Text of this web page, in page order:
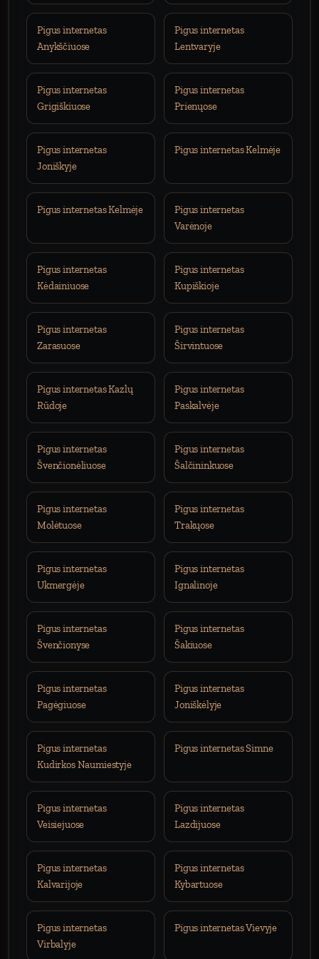
Pigus internetas
Anykščiuose
Pigus internetas
Lentvaryje
Pigus internetas
Grigiškiuose
Pigus internetas
Prienųose
Pigus internetas
Joniškyje
Pigus internetas Kelmėje
Pigus internetas Kelmėje
Pigus internetas
Varėnoje
Pigus internetas
Kėdainiuose
Pigus internetas
Kupiškioje
Pigus internetas
Zarasuose
Pigus internetas
Širvintuose
Pigus internetas Kazlų
Rūdoje
Pigus internetas
Paskalvėje
Pigus internetas
Švenčionėliuose
Pigus internetas
Šalčininkuose
Pigus internetas
Molėtuose
Pigus internetas
Trakųose
Pigus internetas
Ukmergėje
Pigus internetas
Ignalinoje
Pigus internetas
Švenčionyse
Pigus internetas
Šakiuose
Pigus internetas
Pagėgiuose
Pigus internetas
Joniškėlyje
Pigus internetas
Kudirkos Naumiestyje
Pigus internetas Simne
Pigus internetas
Veisiejuose
Pigus internetas
Lazdijuose
Pigus internetas
Kalvarijoje
Pigus internetas
Kybartuose
Pigus internetas
Virbalyje
Pigus internetas Vievyje